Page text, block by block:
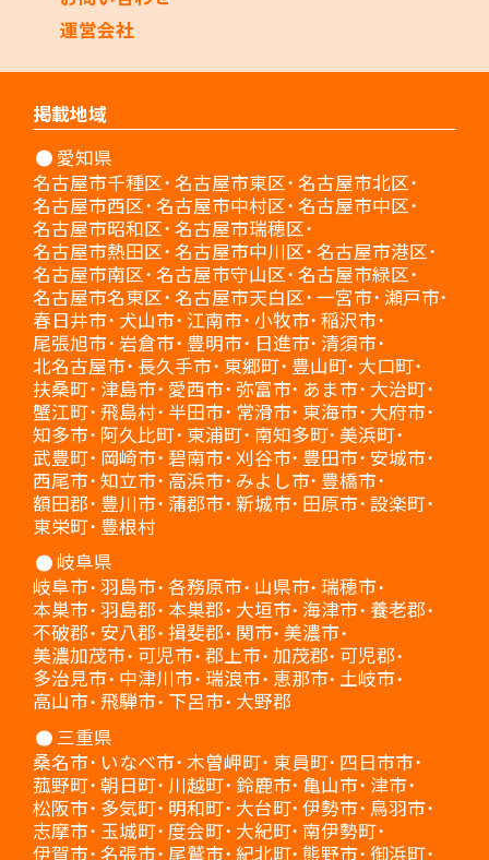
運営会社
掲載地域
愛知県
名古屋市千種区 名古屋市東区 名古屋市北区
名古屋市西区 名古屋市中村区 名古屋市中区
名古屋市昭和区 名古屋市瑞穂区
名古屋市熱田区 名古屋市中川区 名古屋市港区
名古屋市南区 名古屋市守山区 名古屋市緑区
名古屋市名東区 名古屋市天白区 一宮市 瀬戸市
春日井市 犬山市 江南市 小牧市 稲沢市
尾張旭市 岩倉市 豊明市 日進市 清須市
北名古屋市 長久手市 東郷町 豊山町 大口町
扶桑町 津島市 愛西市 弥富市 あま市 大治町
蟹江町 飛島村 半田市 常滑市 東海市 大府市
知多市 阿久比町 東浦町 南知多町 美浜町
武豊町 岡崎市 碧南市 刈谷市 豊田市 安城市
西尾市 知立市 高浜市 みよし市 豊橋市
額田郡 豊川市 蒲郡市 新城市 田原市 設楽町
東栄町 豊根村
岐阜県
岐阜市 羽島市 各務原市 山県市 瑞穂市
本巣市 羽島郡 本巣郡 大垣市 海津市 養老郡
不破郡 安八郡 揖斐郡 関市 美濃市
美濃加茂市 可児市 郡上市 加茂郡 可児郡
多治見市 中津川市 瑞浪市 恵那市 土岐市
高山市 飛騨市 下呂市 大野郡
三重県
桑名市 いなべ市 木曽岬町 東員町 四日市市
菰野町 朝日町 川越町 鈴鹿市 亀山市 津市
松阪市 多気町 明和町 大台町 伊勢市 鳥羽市
志摩市 玉城町 度会町 大紀町 南伊勢町
伊賀市 名張市 尾鷲市 紀北町 熊野市 御浜町